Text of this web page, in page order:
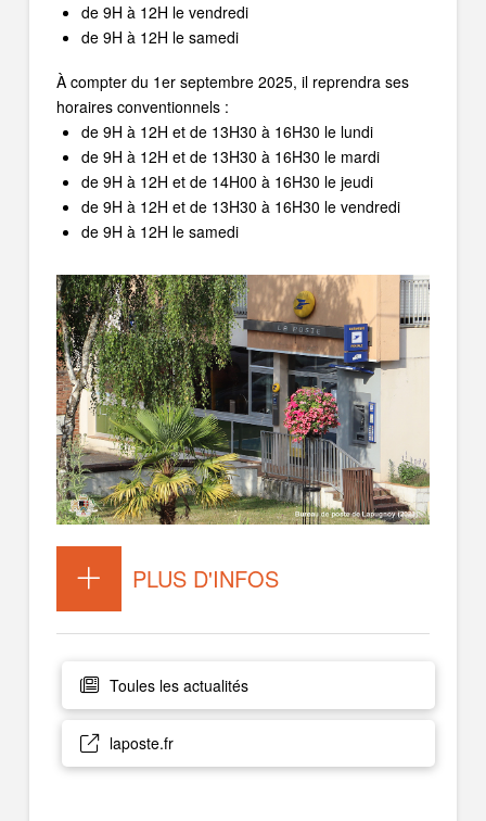
de 9H à 12H le vendredi
de 9H à 12H le samedi
À compter du 1er septembre 2025, il reprendra ses
horaires conventionnels :
de 9H à 12H et de 13H30 à 16H30 le lundi
de 9H à 12H et de 13H30 à 16H30 le mardi
de 9H à 12H et de 14H00 à 16H30 le jeudi
de 9H à 12H et de 13H30 à 16H30 le vendredi
de 9H à 12H le samedi
PLUS D'INFOS
Toules les actualités
laposte.fr